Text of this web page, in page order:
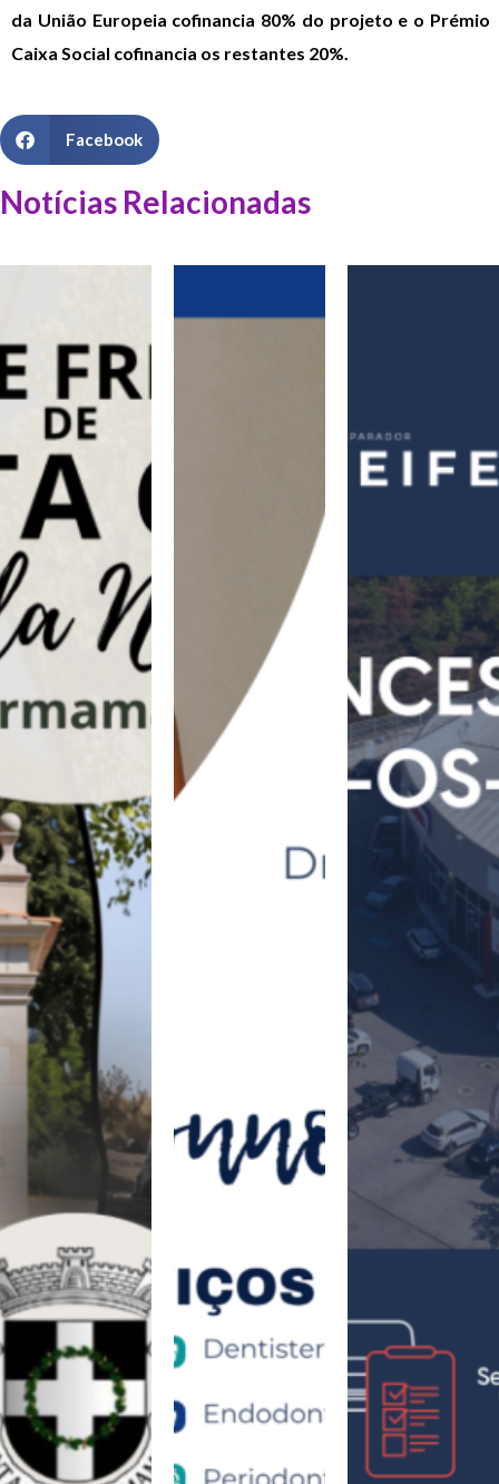
da União Europeia cofinancia 80% do projeto e o Prémio
Caixa Social cofinancia os restantes 20%.
Facebook
Notícias Relacionadas